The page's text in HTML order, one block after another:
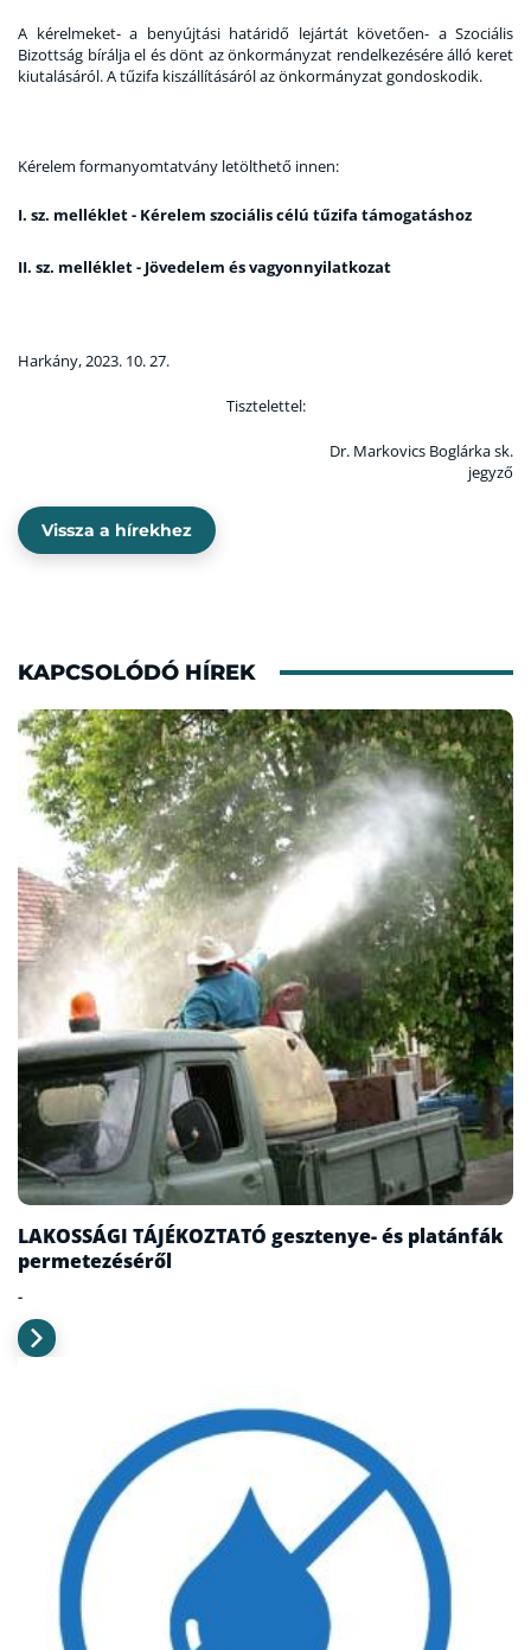
A kérelmeket- a benyújtási határidő lejártát követően- a Szociális
Bizottság bírálja el és dönt az önkormányzat rendelkezésére álló keret
kiutalásáról. A tűzifa kiszállításáról az önkormányzat gondoskodik.
Kérelem formanyomtatvány letölthető innen:
I. sz. melléklet - Kérelem szociális célú tűzifa támogatáshoz
II. sz. melléklet - Jövedelem és vagyonnyilatkozat
Harkány, 2023. 10. 27.
Tisztelettel:
Dr. Markovics Boglárka sk.
jegyző
Vissza a hírekhez
KAPCSOLÓDÓ HÍREK
LAKOSSÁGI TÁJÉKOZTATÓ gesztenye- és platánfák
permetezéséről
-